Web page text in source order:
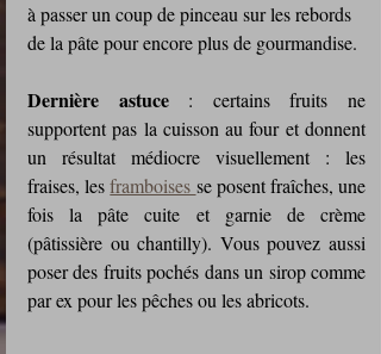
à passer un coup de pinceau sur les rebords
de la pâte pour encore plus de gourmandise.
Dernière astuce : certains fruits ne
supportent pas la cuisson au four et donnent
un résultat médiocre visuellement : les
fraises, les framboises se posent fraîches, une
fois la pâte cuite et garnie de crème
(pâtissière ou chantilly). Vous pouvez aussi
poser des fruits pochés dans un sirop comme
par ex pour les pêches ou les abricots.